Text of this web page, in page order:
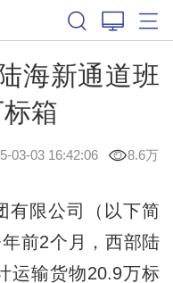
海新通道班
箱
03-03 16:42:06 8.6万
限公司（以下简
前2个月，西部陆
运输货物20.9万标